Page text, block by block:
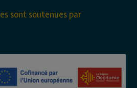
sont soutenues par